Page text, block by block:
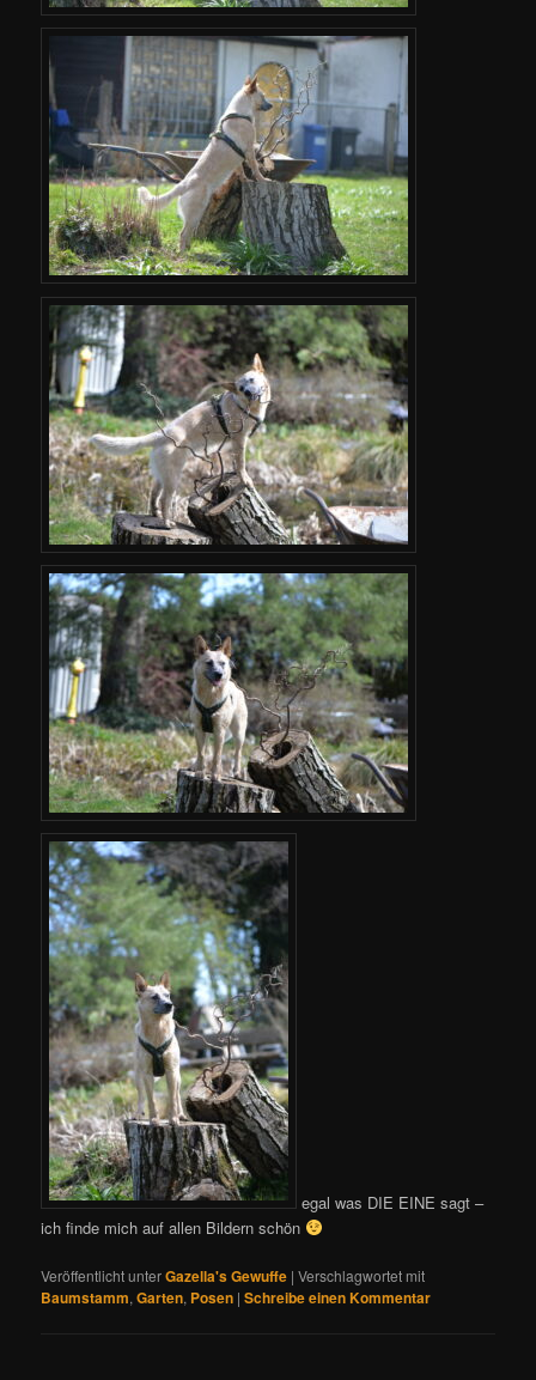
egal was DIE EINE sagt –
ich finde mich auf allen Bildern schön
Veröffentlicht unterGazella's Gewuffe |Verschlagwortet mit
Baumstamm,Garten, Posen |Schreibe einen Kommentar